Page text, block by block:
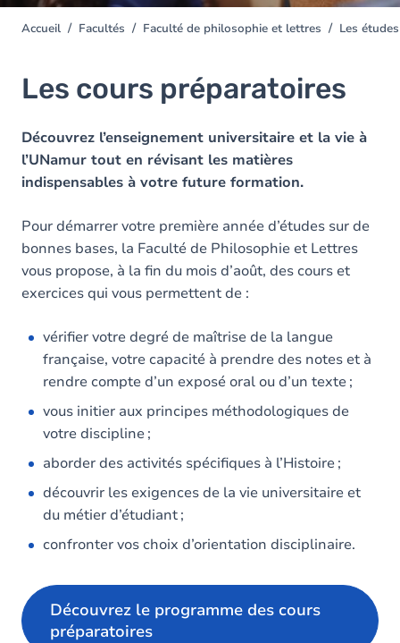
You
here
Accueil Facultés Faculté de philosophie et lettres Les
Les cours préparatoires
Découvrez l’enseignement universitaire et la vie à
l’UNamur tout en révisant les matières
indispensables à votre future formation.
Pour démarrer votre première année d’études sur de
bonnes bases, la Faculté de Philosophie et Lettres
vous propose, à la fin du mois d’août, des cours et
exercices qui vous permettent de :
vérifier votre degré de maîtrise de la langue
française, votre capacité à prendre des notes et à
rendre compte d’un exposé oral ou d’un texte ;
vous initier aux principes méthodologiques de
votre discipline ;
aborder des activités spécifiques à l’Histoire ;
découvrir les exigences de la vie universitaire et
du métier d’étudiant ;
confronter vos choix d’orientation disciplinaire.
Découvrez le programme des cours
préparatoires